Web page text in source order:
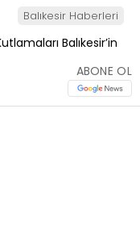
Balıkesir Haberleri
ABONE OL